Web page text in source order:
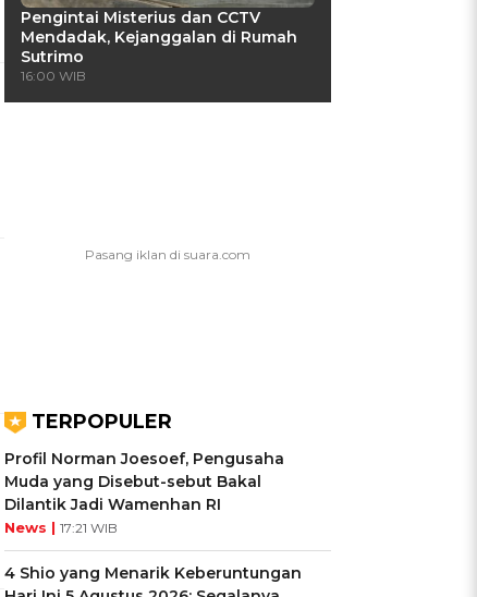
Pengintai Misterius dan CCTV
Mendadak, Kejanggalan di Rumah
Sutrimo
16:00 WIB
TERPOPULER
Profil Norman Joesoef, Pengusaha
Muda yang Disebut-sebut Bakal
Dilantik Jadi Wamenhan RI
News | 17:21 WIB
4 Shio yang Menarik Keberuntungan